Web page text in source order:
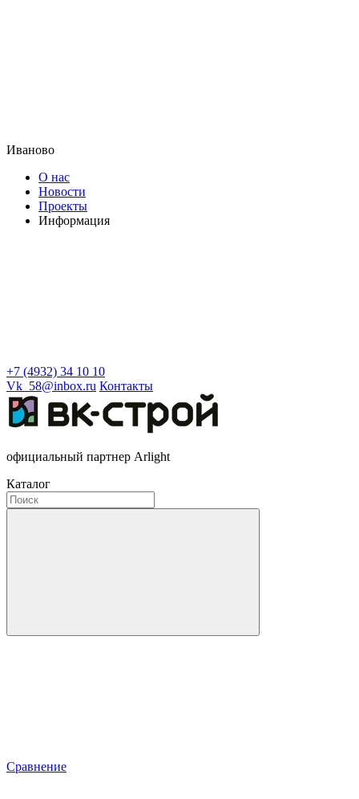
Иваново
О нас
Новости
Проекты
Информация
+7 (4932) 34 10 10
Vk_58@inbox.ru Контакты
официальный партнер Arlight
Каталог
Сравнение